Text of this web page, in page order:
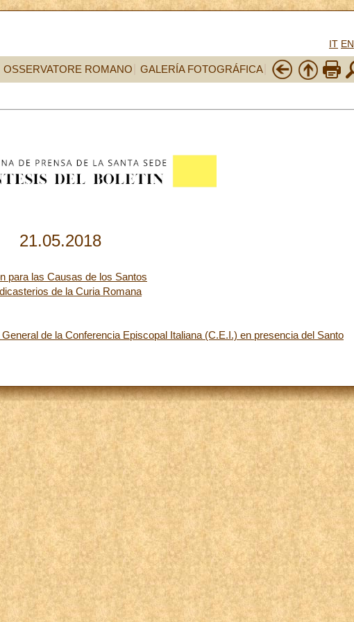
IT EN
OSSERVATORE ROMANO GALERÍA FOTOGRÁFICA
21.05.2018
para las Causas de los Santos
de la Curia Romana
de la Conferencia Episcopal Italiana (C.E.I.) en presencia del Santo